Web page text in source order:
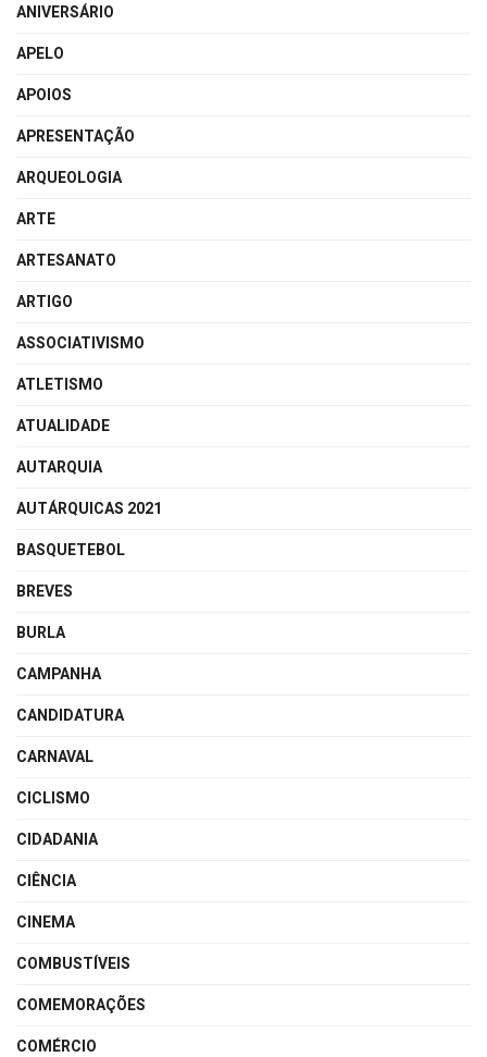
ANIVERSÁRIO
APELO
APOIOS
APRESENTAÇÃO
ARQUEOLOGIA
ARTE
ARTESANATO
ARTIGO
ASSOCIATIVISMO
ATLETISMO
ATUALIDADE
AUTARQUIA
AUTÁRQUICAS 2021
BASQUETEBOL
BREVES
BURLA
CAMPANHA
CANDIDATURA
CARNAVAL
CICLISMO
CIDADANIA
CIÊNCIA
CINEMA
COMBUSTÍVEIS
COMEMORAÇÕES
COMÉRCIO